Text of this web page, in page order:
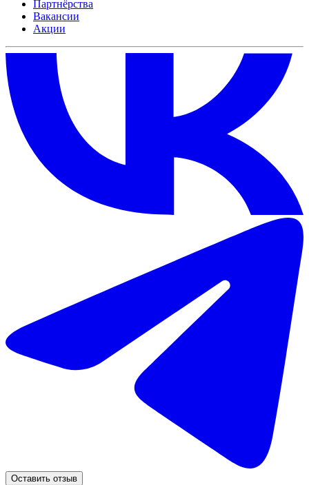
Партнёрства
Вакансии
Акции
Оставить отзыв